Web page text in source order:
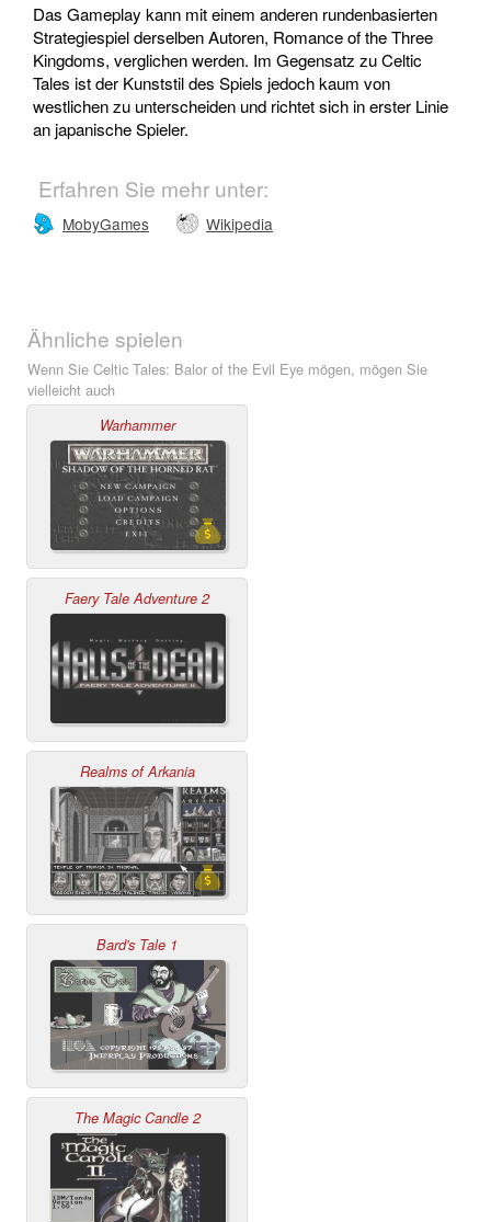
Das Gameplay kann mit einem anderen rundenbasierten
Strategiespiel derselben Autoren, Romance of the Three
Kingdoms, verglichen werden. Im Gegensatz zu Celtic
Tales ist der Kunststil des Spiels jedoch kaum von
westlichen zu unterscheiden und richtet sich in erster Linie
an japanische Spieler.
Erfahren Sie mehr unter:
MobyGames Wikipedia
Ähnliche spielen
Wenn Sie Celtic Tales: Balor of the Evil Eye mögen, mögen Sie
vielleicht auch
Warhammer
Faery Tale Adventure 2
Realms of Arkania
Bard's Tale 1
The Magic Candle 2